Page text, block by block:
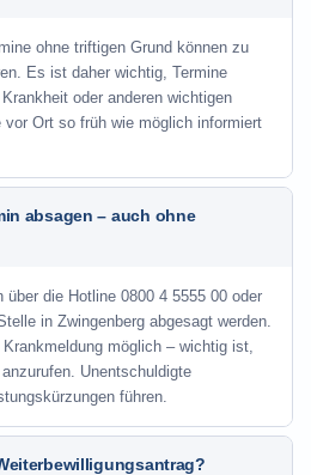
ohne triftigen Grund können zu
Es ist daher wichtig, Termine
oder anderen wichtigen
vor Ort so früh wie möglich informiert
absagen – auch ohne
über die Hotline 0800 4 5555 00 oder
in Zwingenberg abgesagt werden.
möglich – wichtig ist,
Unentschuldigte
führen.